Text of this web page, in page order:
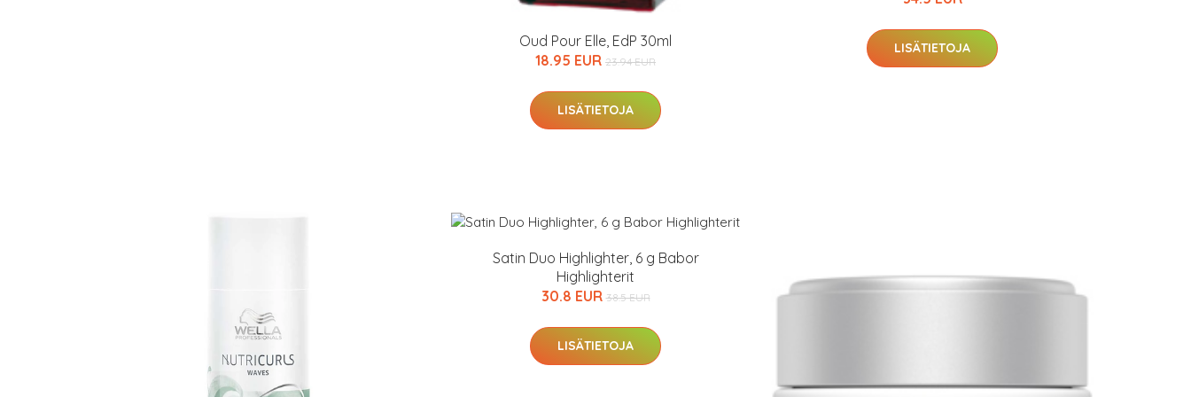
Oud Pour Elle, EdP 30ml
18.95 EUR 23.94 EUR
LISÄTIETOJA
LISÄTIETOJA
Satin Duo Highlighter, 6 g Babor
Highlighterit
30.8 EUR 38.5 EUR
LISÄTIETOJA